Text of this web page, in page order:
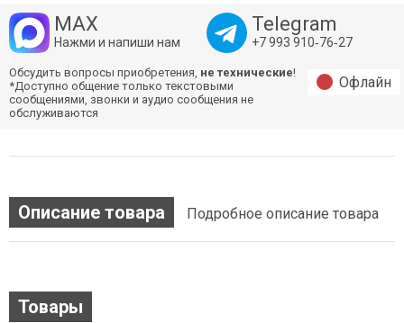
MAX
Нажми и напиши нам
Telegram
+7 993 910‑76‑27
Обсудить вопросы приобретения, не технические!
*Доступно общение только текстовыми
сообщениями, звонки и аудио сообщения не
обслуживаются
Офлайн
Описание товара Подробное описание товара
Товары